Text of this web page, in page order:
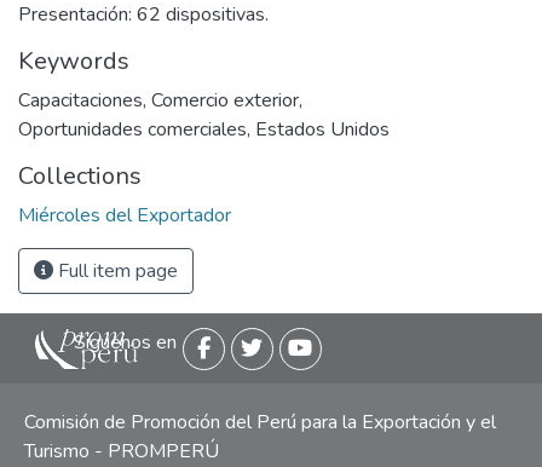
Presentación: 62 dispositivas.
Keywords
Capacitaciones, Comercio exterior,
Oportunidades comerciales, Estados Unidos
Collections
Miércoles del Exportador
Full item page
Siguenos en
Comisión de Promoción del Perú para la Exportación y el
Turismo - PROMPERÚ